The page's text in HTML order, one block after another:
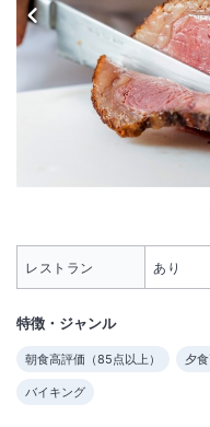
※ガーデンヴィラ・グランド
ん。
※展望浴場 シーサイドサウ
間は、当日の状況により15
※チェックインにつきまして
稼働いたしますので、通常
宿泊約款改定およびチェ
2025年9月1日（月）付で「
あわせて、チェックイン時間
だきます。
【適用期間】
・旧宿泊約款適用期間 ：
【チェックイン時間】
・改定前：14:00 以降
レストラン あり
特徴・ジャンル
朝食高評価（85点以上） 夕
バイキング